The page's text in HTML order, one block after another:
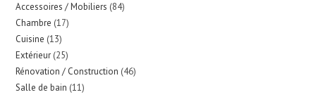
Accessoires / Mobiliers (84)
Chambre (17)
Cuisine (13)
Extérieur (25)
Rénovation / Construction (46)
Salle de bain (11)